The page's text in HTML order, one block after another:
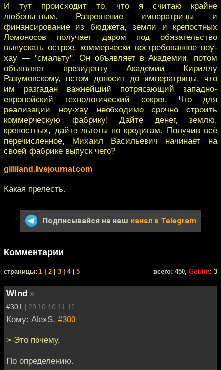
И тут происходит то, что я считаю крайне
любопытным. Разрешение императрицы и
финансирование из бюджета, земли и крепостных
Ломоносов получает даром под обязательство
выпускать острое, коммерчески востребованное ноу-
хау — "смальту". Он объявляет в Академии, потом
объявляет президенту Академии Кириллу
Разумовскому, потом доносит до императрицы, что
им разгадан важнейший потрясающий западно-
европейский технологический секрет. Что для
реализации ноу-хау необходимо срочно строить
коммерческую фабрику! Дайте денег, землю,
крепостных, дайте льготы по кредитам. Получив всё
перечисленное, Михаил Васильевич начинает на
своей фабрике выпуск чего?
gilliland.livejournal.com
Какая прелесть.
Подписывайся на наш канал в Telegram
Комментарии
cтраницы: 1 2 3 | 4 | 5 всего: 450, Goblin: 3
W!nd »
#301 | 29.10.10 11:19
Кому: AlexS, #300
> Это почему,
По определению.